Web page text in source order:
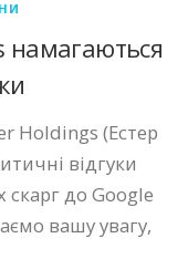
намагаються
Holdings (Естер
відгуки
до Google
вашу увагу,